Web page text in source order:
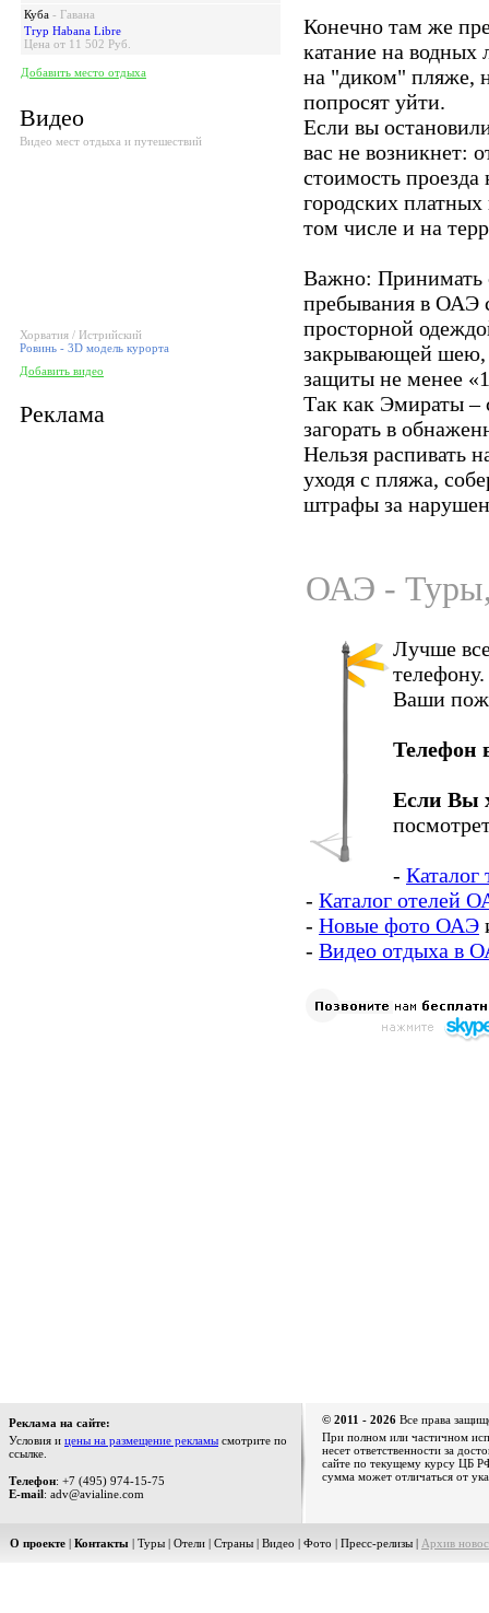
Куба - Гавана
Tryp Habana Libre
Цена от 11 502 Руб.
Добавить место отдыха
Видео
Видео мест отдыха и путешествий
Хорватия / Истрийский
Ровинь - 3D модель курорта
Добавить видео
Реклама
Конечно там же
катание на водных
на "диком" пляже,
попросят уйти.
Если вы
вас не возникнет:
стоимость
городских
том числе и на
Важно: Принимать
пребывания в ОАЭ
просторной
закрывающей шею,
защиты не менее
Так как Эмираты –
загорать в
Нельзя распивать
уходя с пляжа,
штрафы за
ОАЭ - Туры,
Лучше
Ваши
Телефон
Если Вы
-
- Каталог отелей
- Новые фото ОАЭ
- Видео отдыха в
Реклама на сайте:
Условия и цены на размещение рекламы смотрите по
ссылке.
Телефон: +7 (495) 974-15-75
E-mail: adv@avialine.com
© 2011 - 2026 Все права
При полном или частичном
несет ответственности за
сайте по текущему курсу ЦБ
сумма может отличаться от
О проекте | Контакты | Туры | Отели | Страны | Видео | Фото | Пресс-релизы | Архив